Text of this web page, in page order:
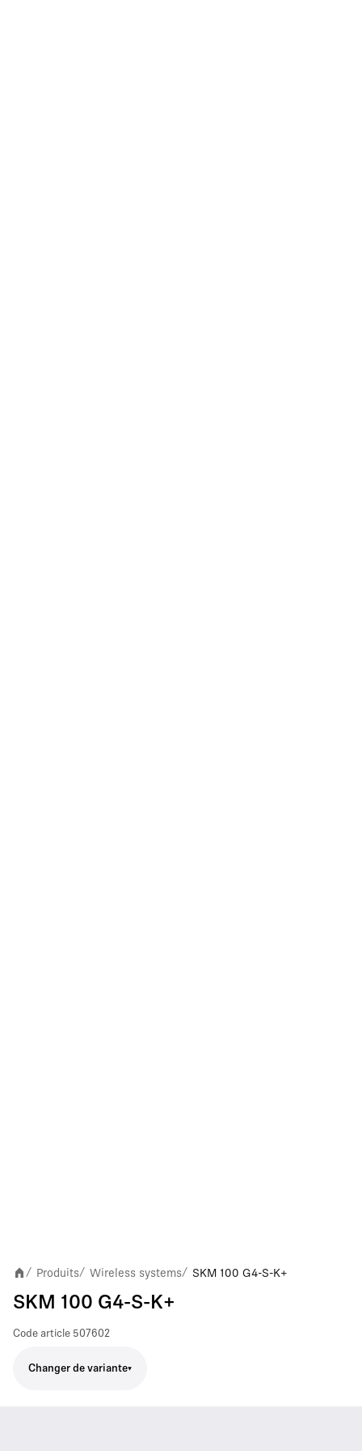
/ Produits/ Wireless systems/ SKM 100 G4-S-K+
SKM 100 G4-S-K+
Code article 507602
Changer de variante